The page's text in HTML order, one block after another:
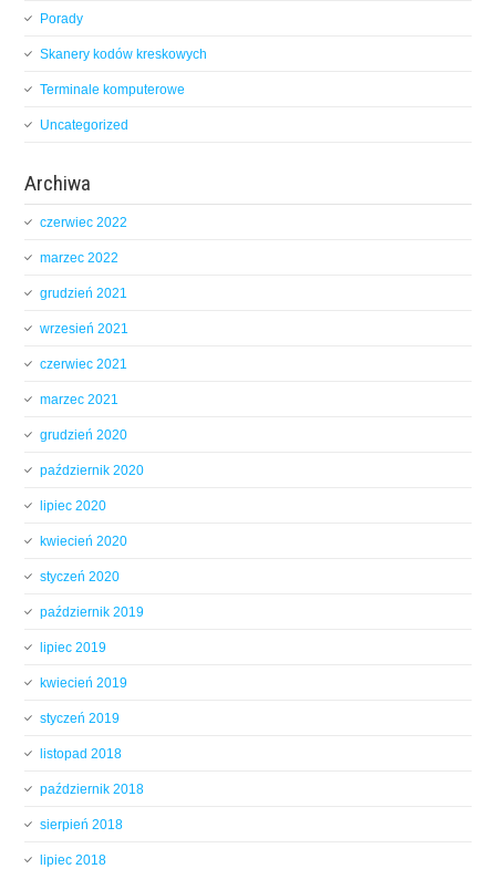
Porady
Skanery kodów kreskowych
Terminale komputerowe
Uncategorized
Archiwa
czerwiec 2022
marzec 2022
grudzień 2021
wrzesień 2021
czerwiec 2021
marzec 2021
grudzień 2020
październik 2020
lipiec 2020
kwiecień 2020
styczeń 2020
październik 2019
lipiec 2019
kwiecień 2019
styczeń 2019
listopad 2018
październik 2018
sierpień 2018
lipiec 2018